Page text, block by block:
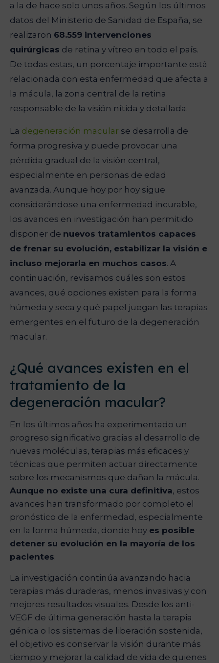
a la de hace solo unos años. Según los últimos
datos del Ministerio de Sanidad de España, se
realizaron 68.559 intervenciones
quirúrgicas de retina y vítreo en todo el país.
De todas estas, un porcentaje importante está
relacionada con esta enfermedad que afecta a
la mácula, la zona central de la retina
responsable de la visión nítida y detallada.
La degeneración macular se desarrolla de
forma progresiva y puede provocar una
pérdida gradual de la visión central,
especialmente en personas de edad
avanzada. Aunque hoy por hoy sigue
considerándose una enfermedad incurable,
los avances en investigación han permitido
disponer de nuevos tratamientos capaces
de frenar su evolución, estabilizar la visión e
incluso mejorarla en muchos casos. A
continuación, revisamos cuáles son estos
avances, qué opciones existen para la forma
húmeda y seca y qué papel juegan las terapias
emergentes en el futuro de la degeneración
macular.
¿Qué avances existen en el
tratamiento de la
degeneración macular?
En los últimos años ha experimentado un
progreso significativo gracias al desarrollo de
nuevas moléculas, terapias más eficaces y
técnicas que permiten actuar directamente
sobre los mecanismos que dañan la mácula.
Aunque no existe una cura definitiva, estos
avances han transformado por completo el
pronóstico de la enfermedad, especialmente
en la forma húmeda, donde hoy es posible
detener su evolución en la mayoría de los
pacientes.
La investigación continúa avanzando hacia
terapias más duraderas, menos invasivas y con
mejores resultados visuales. Desde los anti-
VEGF de última generación hasta la terapia
génica o los sistemas de liberación sostenida,
el objetivo es conservar la visión durante más
tiempo y mejorar la calidad de vida de quienes